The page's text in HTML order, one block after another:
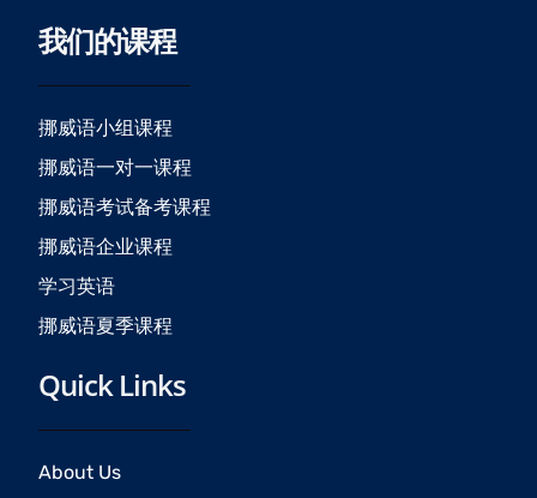
e
b
o
o
k
t
a
g
r
a
m
我们的课程
挪威语小组课程
挪威语一对一课程
挪威语考试备考课程
挪威语企业课程
学习英语
挪威语夏季课程
Quick Links
About Us